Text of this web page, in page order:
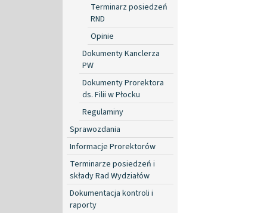
Terminarz posiedzeń
RND
Opinie
Dokumenty Kanclerza
PW
Dokumenty Prorektora
ds. Filii w Płocku
Regulaminy
Sprawozdania
Informacje Prorektorów
Terminarze posiedzeń i
składy Rad Wydziałów
Dokumentacja kontroli i
raporty